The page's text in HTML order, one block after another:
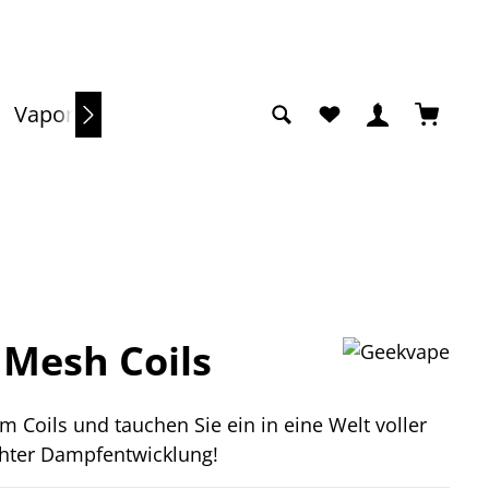
Vaporizer Du hast 0 Produkte
Coils
Coils und tauchen Sie ein in eine Welt voller
Dampfentwicklung!